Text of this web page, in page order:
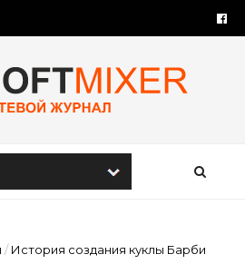
/ История создания куклы Барби